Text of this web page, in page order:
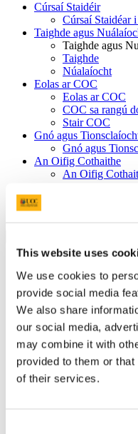
This website uses
We use cookies to
provide social media
We also share
our social media,
may combine it with
provided to them or
of their services.
Cúrsaí Staidéir
Cúrsaí Staidéar
Taighde agus
Taighde agus
Taighde
Núalaíocht
Eolas ar COC
Eolas ar COC
COC sa rangú
Stair COC
Gnó agus
Gnó agus
An Oifig Cothaithe
An Oifig
Mic Léinn
Foireann
Cuardach UCC.ie
Suíomh Gréasáin
Cúrsaí
Coláiste na